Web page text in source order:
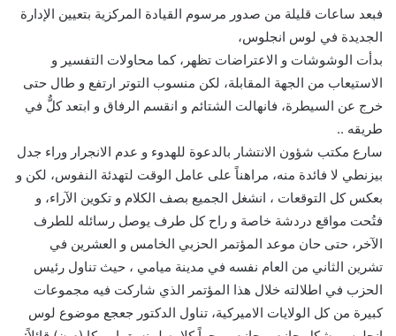
فبعد ساعات قليلة من صدور مرسوم القيادة المركزية بتعيين الإدارة
الجديدة في لوس انجلوس،
بدأت الوشوشات و الاعتراضات تظهر، كما محاولات التفسير و
الاستيعاب من الجهة المقابلة، لكن منسوب التوتر ارتفع و طال حتى
خرج عن السيطرة، فانهالت الشتائم و انقسم الرفاق و ابتعد كلٌّ في
طريقه ..
سارع مكتب شؤون الانتشار بالدعوة للهدوء و عدم الانجرار وراء جدل
بيزنطي لا فائدة منه، مراهناً على عامل الوقت لتهدئة النفوس، لكن و
بعكس كل التوقعات ، انشغل الجميع بصف الكلام و تكوين الآراء، و
فتُحت مواقع دردشة خاصة و راح كل طرف يوصل رسائله للطرف
الآخر، حتى حان موعد المؤتمر الحزبي الخامس و العشرين في
تشرين الثاني من العام نفسه في مدينة ميامي ، حيث تناول رئيس
الحزب في اطلالته خلال هذا المؤتمر الذي شاركت فيه مجموعات
كبيرة من كل الولايات الاميركية، تناول الدكتور جعجع موضوع لوس